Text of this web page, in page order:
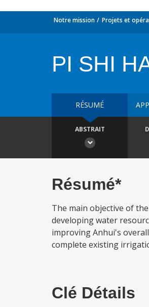
Notre mission Projets et
PI SHI
RÉSUMÉ
ABSTRAIT
Résumé*
The main objective of
developing water
improving Anhui's
complete existing
Clé Détails